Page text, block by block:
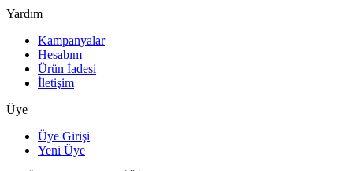
Yardım
Kampanyalar
Hesabım
Ürün İadesi
İletişim
Üye
Üye Girişi
Yeni Üye